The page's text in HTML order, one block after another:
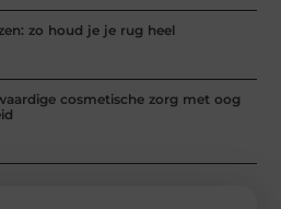
zo houd je je rug heel
cosmetische zorg met oog